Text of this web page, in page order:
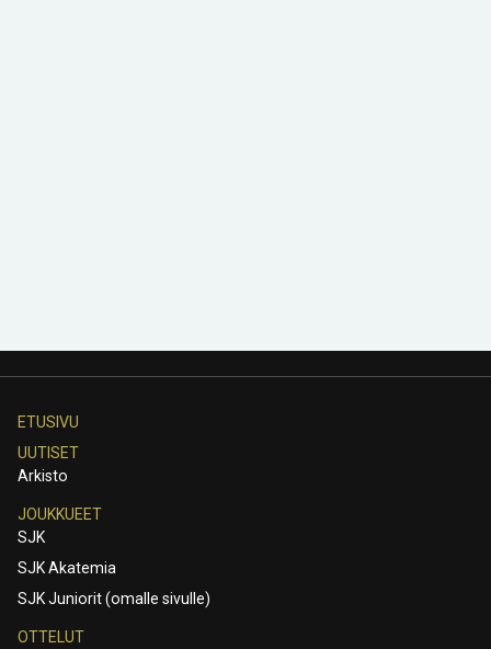
ETUSIVU
UUTISET
Arkisto
JOUKKUEET
SJK
SJK Akatemia
SJK Juniorit (omalle sivulle)
OTTELUT